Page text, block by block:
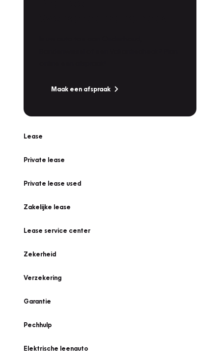
Maak een afspraak
Lease
Private lease
Private lease used
Zakelijke lease
Lease service center
Zekerheid
Verzekering
Garantie
Pechhulp
Elektrische leenauto